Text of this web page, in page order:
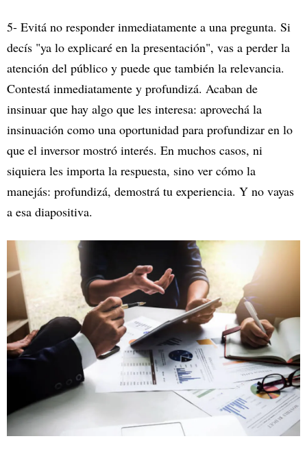
5- Evitá no responder inmediatamente a una pregunta. Si
decís "ya lo explicaré en la presentación", vas a perder la
atención del público y puede que también la relevancia.
Contestá inmediatamente y profundizá. Acaban de
insinuar que hay algo que les interesa: aprovechá la
insinuación como una oportunidad para profundizar en lo
que el inversor mostró interés. En muchos casos, ni
siquiera les importa la respuesta, sino ver cómo la
manejás: profundizá, demostrá tu experiencia. Y no vayas
a esa diapositiva.